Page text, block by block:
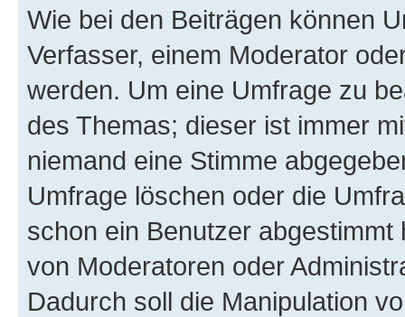
Wie bei den Beiträgen können
Verfasser, einem Moderator
werden. Um eine Umfrage zu
des Themas; dieser ist immer
niemand eine Stimme
Umfrage löschen oder die
schon ein Benutzer
von Moderatoren oder
Dadurch soll die Manipulation